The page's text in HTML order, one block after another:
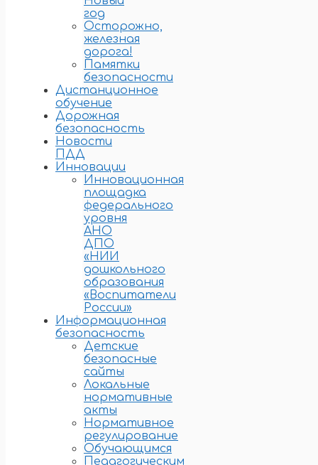
год
Осторожно,
железная
дорога!
Памятки
безопасности
Дистанционное
обучение
Дорожная
безопасность
Новости
ПДД
Инновации
Инновационная
площадка
федерального
уровня
АНО
ДПО
«НИИ
дошкольного
образования
«Воспитатели
России»
Информационная
безопасность
Детские
безопасные
сайты
Локальные
нормативные
акты
Нормативное
регулирование
Обучающимся
Педагогическим